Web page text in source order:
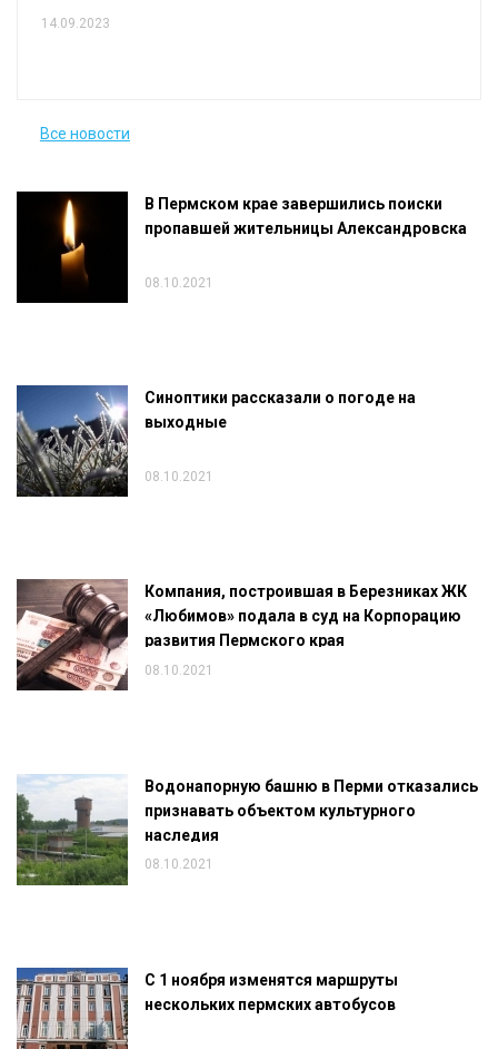
14.09.2023
Все новости
В Пермском крае завершились поиски
пропавшей жительницы Александровска
08.10.2021
Синоптики рассказали о погоде на
выходные
08.10.2021
Компания, построившая в Березниках ЖК
«Любимов» подала в суд на Корпорацию
развития Пермского края
08.10.2021
Водонапорную башню в Перми отказались
признавать объектом культурного
наследия
08.10.2021
С 1 ноября изменятся маршруты
нескольких пермских автобусов